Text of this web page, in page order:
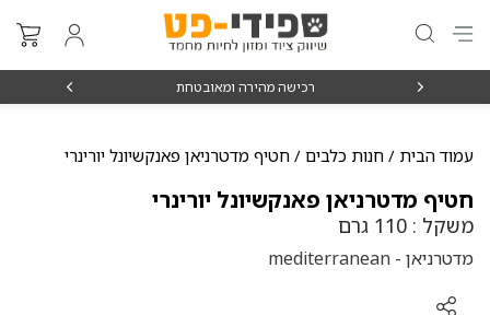
רכישה מהירה ומאובטחת
עמוד הבית / חנות כלבים / חטיף מדטרניאן פאנקשיונל יורינרי
חטיף מדטרניאן פאנקשיונל יורינרי
משקל : 110 גרם
מדטרניאן - mediterranean